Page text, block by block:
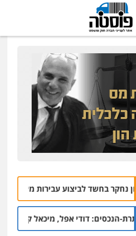
לביצוע עבירות מין 05.08 | 10:05
דודי אפל, מיכאל קליינר והאחים